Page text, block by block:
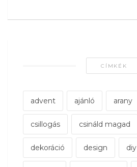
CÍMKÉK
advent ajánló arany
csillogás csináld magad
dekoráció design diy